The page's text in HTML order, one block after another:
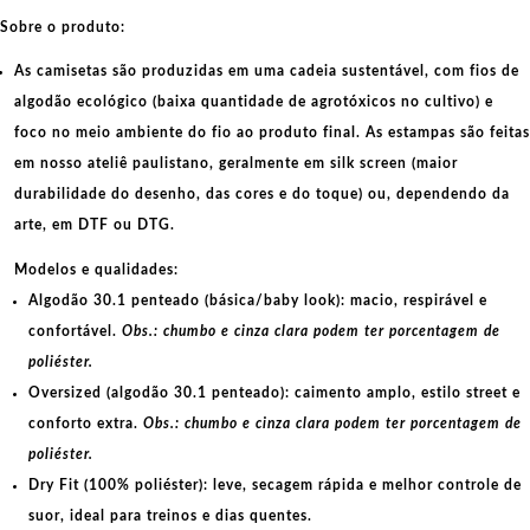
Sobre o produto:
As camisetas são produzidas em uma cadeia sustentável, com fios de
algodão ecológico (baixa quantidade de agrotóxicos no cultivo) e
foco no meio ambiente do fio ao produto final. As estampas são feitas
em nosso ateliê paulistano, geralmente em silk screen (maior
durabilidade do desenho, das cores e do toque) ou, dependendo da
arte, em DTF ou DTG.
Modelos e qualidades:
Algodão 30.1 penteado (básica/baby look): macio, respirável e
confortável. Obs.: chumbo e cinza clara podem ter porcentagem de
poliéster.
Oversized (algodão 30.1 penteado): caimento amplo, estilo street e
conforto extra. Obs.: chumbo e cinza clara podem ter porcentagem de
poliéster.
Dry Fit (100% poliéster): leve, secagem rápida e melhor controle de
suor, ideal para treinos e dias quentes.